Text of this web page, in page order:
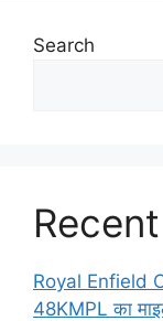
Search
Royal Enfield
48KMPL का